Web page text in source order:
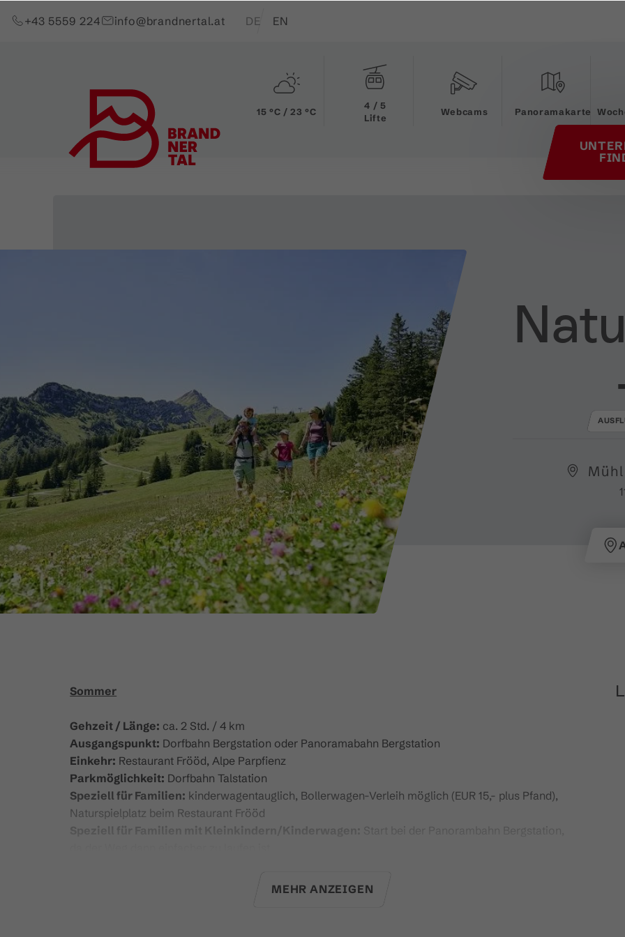
+43 5559 224
info@brandnertal.at DE EN
15 °C / 23 °C
4 / 5
Lifte
Webcams Panoramakarte
Sommer
Gehzeit / Länge: ca. 2 Std. / 4 km
Ausgangspunkt: Dorfbahn Bergstation oder Panoramabahn Bergstation
Einkehr: Restaurant Frööd, Alpe Parpfienz
Parkmöglichkeit: Dorfbahn Talstation
Speziell für Familien: kinderwagentauglich, Bollerwagen-Verleih möglich (EUR 15,- plus Pfand),
Naturspielplatz beim Restaurant Frööd
Speziell für Familien mit Kleinkindern/Kinderwagen:
Start bei der Panorambahn Bergstation,
gibt es für die ganze Familie viel
MEHR ANZEIGEN